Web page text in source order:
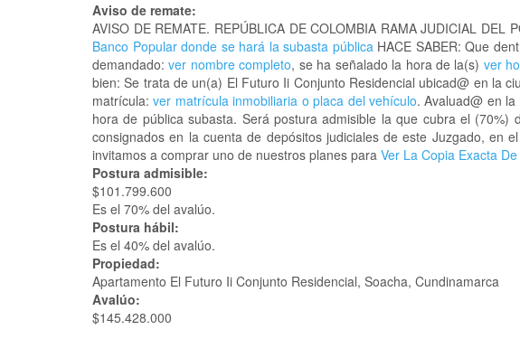
Aviso de remate:
AVISO DE REMATE. REPÚBLICA DE COLOMBIA RAMA JUDICIAL DEL
Banco Popular donde se hará la subasta públicaHACE SABER: Que
demandado:ver nombre completo, se ha señalado la hora de la(s) ver
bien: Se trata de un(a) El Futuro Ii Conjunto Residencial ubicad@ en la
matrícula:ver matrícula inmobiliaria o placa del vehículo. Avaluad@ en
hora de pública subasta. Será postura admisible la que cubra el
consignados en la cuenta de depósitos judiciales de este Juzgado, en
invitamos a comprar uno de nuestros planes para Ver La Copia Exacta
Postura admisible:
$101.799.600
Es el 70% del avalúo.
Postura hábil:
Es el 40% del avalúo.
Propiedad:
Apartamento El Futuro Ii Conjunto Residencial, Soacha, Cundinamarca
Avalúo:
$145.428.000